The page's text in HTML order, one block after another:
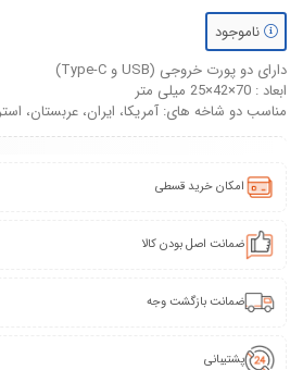
ناموجود
دارای دو پورت خروجی (USB و Type-C)
ابعاد : 70×42×25 میلی متر
مناسب دو شاخه های: آمریکا، ایران، عربستان،
امکان خرید قسطی
ضمانت اصل بودن کالا
ضمانت بازگشت وجه
پشتیبانی